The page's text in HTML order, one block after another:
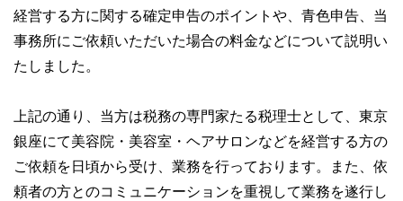
経営する方に関する確定申告のポイントや、青色申告、当
事務所にご依頼いただいた場合の料金などについて説明い
たしました。
上記の通り、当方は税務の専門家たる税理士として、東京
銀座にて美容院・美容室・ヘアサロンなどを経営する方の
ご依頼を日頃から受け、業務を行っております。また、依
頼者の方とのコミュニケーションを重視して業務を遂行し